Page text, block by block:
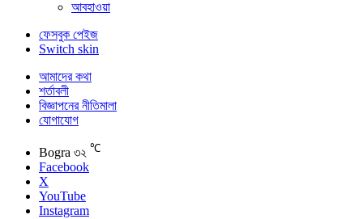
আবহাওয়া
ফেসবুক পেইজ
Switch skin
আমাদের কথা
শর্তাবলী
বিজ্ঞাপনের নীতিমালা
যোগাযোগ
Bogra ৩২ ℃
Facebook
X
YouTube
Instagram